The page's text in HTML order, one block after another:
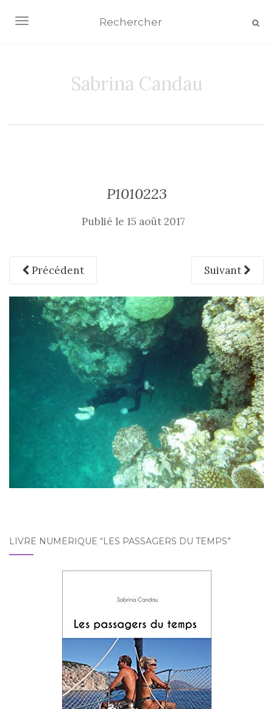
AFFICHER/MASQUER LA NAVIGATION
Sabrina Candau
P1010223
Publié le 15 août 2017
Précédent Suivant
LIVRE NUMÉRIQUE “LES PASSAGERS DU TEMPS”